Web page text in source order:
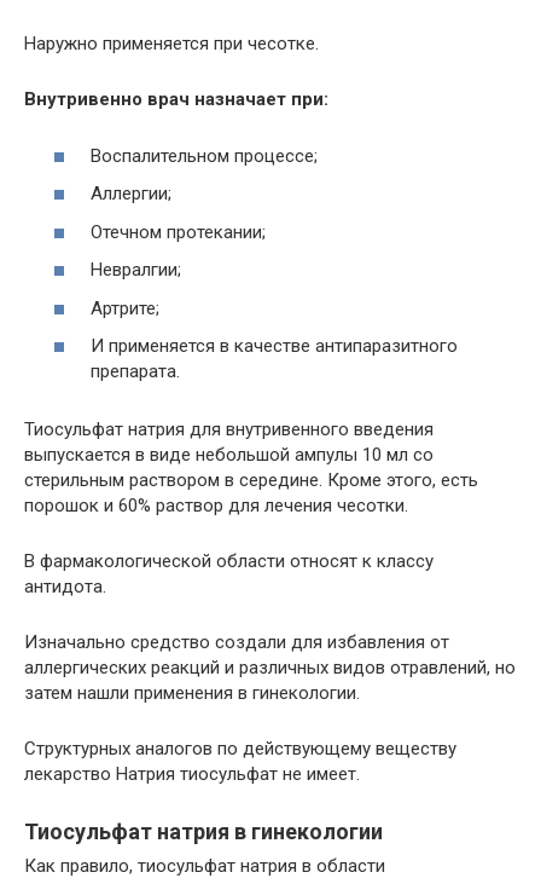
Наружно применяется при чесотке.
Внутривенно врач назначает при:
Воспалительном процессе;
Аллергии;
Отечном протекании;
Невралгии;
Артрите;
И применяется в качестве антипаразитного
препарата.
Тиосульфат натрия для внутривенного введения
выпускается в виде небольшой ампулы 10 мл со
стерильным раствором в середине. Кроме этого, есть
порошок и 60% раствор для лечения чесотки.
В фармакологической области относят к классу
антидота.
Изначально средство создали для избавления от
аллергических реакций и различных видов отравлений, но
затем нашли применения в гинекологии.
Структурных аналогов по действующему веществу
лекарство Натрия тиосульфат не имеет.
Тиосульфат натрия в гинекологии
Как правило, тиосульфат натрия в области